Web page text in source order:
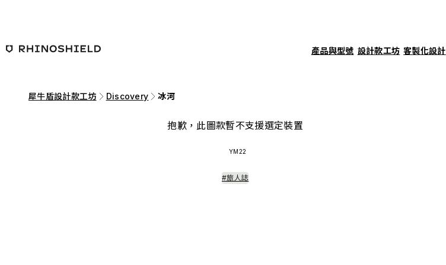
產品與型號 設計款工坊 客製化設計
犀牛盾設計款工坊 Discovery 冰河
抱歉，此圖款暫不支援選定裝置
YM22
#旅人誌